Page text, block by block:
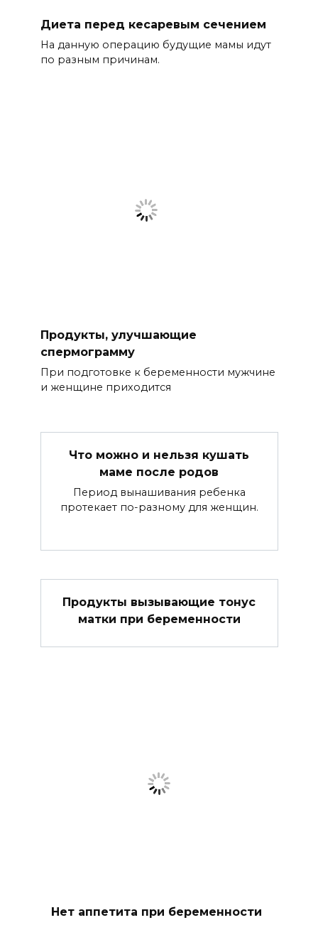
Диета перед кесаревым сечением
На данную операцию будущие мамы идут
по разным причинам.
Продукты, улучшающие
спермограмму
При подготовке к беременности мужчине
и женщине приходится
Что можно и нельзя кушать
маме после родов
Период вынашивания ребенка
протекает по-разному для женщин.
Продукты вызывающие тонус
матки при беременности
Нет аппетита при беременности